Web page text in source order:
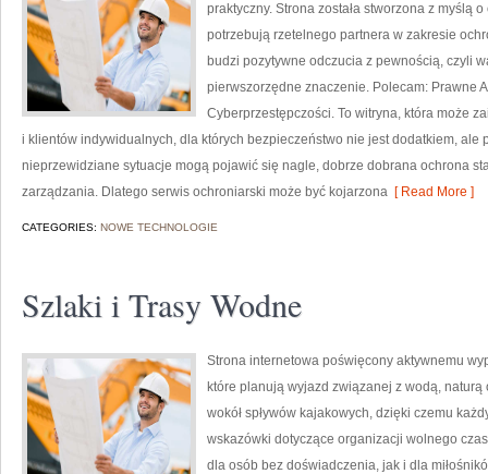
praktyczny. Strona została stworzona z myślą
potrzebują rzetelnego partnera w zakresie
budzi pozytywne odczucia z pewnością, czyli
pierwszorzędne znaczenie. Polecam: Prawne
Cyberprzestępczości. To witryna, która może
i klientów indywidualnych, dla których bezpieczeństwo nie jest dodatkiem, ale
nieprzewidziane sytuacje mogą pojawić się nagle, dobrze dobrana ochrona
zarządzania. Dlatego serwis ochroniarski może być kojarzona [ Read More ]
CATEGORIES: NOWE TECHNOLOGIE
Szlaki i Trasy Wodne
Strona internetowa poświęcony aktywnemu
które planują wyjazd związanej z wodą,
wokół spływów kajakowych, dzięki czemu
wskazówki dotyczące organizacji wolnego
dla osób bez doświadczenia, jak i dla